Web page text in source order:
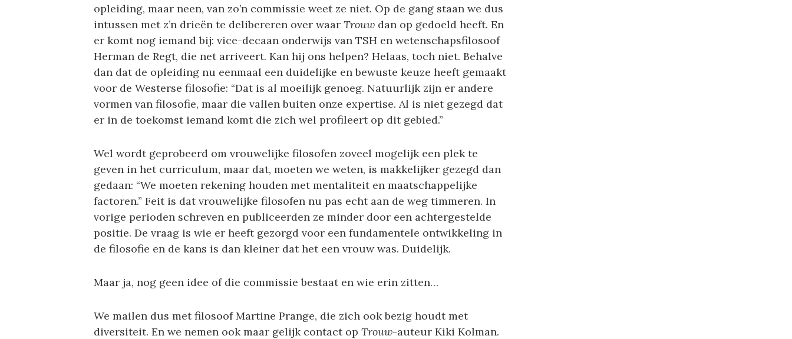
opleiding, maar neen, van zo’n commissie weet ze niet. Op de gang staan we dus
intussen met z’n drieën te delibereren over waar Trouwdan op gedoeld heeft. En
er komt nog iemand bij: vice-decaan onderwijs van TSH en wetenschapsfilosoof
Herman de Regt, die net arriveert. Kan hij ons helpen? Helaas, toch niet. Behalve
dan dat de opleiding nu eenmaal een duidelijke en bewuste keuze heeft gemaakt
voor de Westerse filosofie: “Dat is al moeilijk genoeg. Natuurlijk zijn er andere
vormen van filosofie, maar die vallen buiten onze expertise. Al is niet gezegd dat
er in de toekomst iemand komt die zich wel profileert op dit gebied.”
Wel wordt geprobeerd om vrouwelijke filosofen zoveel mogelijk een plek te
geven in het curriculum, maar dat, moeten we weten, is makkelijker gezegd dan
gedaan: “We moeten rekening houden met mentaliteit en maatschappelijke
factoren.” Feit is dat vrouwelijke filosofen nu pas echt aan de weg timmeren. In
vorige perioden schreven en publiceerden ze minder door een achtergestelde
positie. De vraag is wie er heeft gezorgd voor een fundamentele ontwikkeling in
de filosofie en de kans is dan kleiner dat het een vrouw was. Duidelijk.
Maar ja, nog geen idee of die commissie bestaat en wie erin zitten…
We mailen dus met filosoof Martine Prange, die zich ook bezig houdt met
diversiteit. En we nemen ook maar gelijk contact op Trouw-auteur Kiki Kolman.